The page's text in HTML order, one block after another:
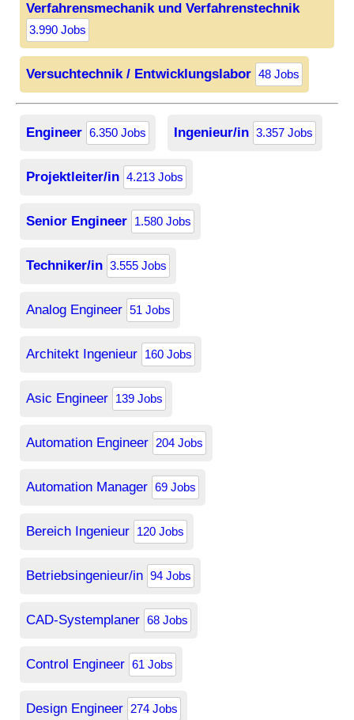
Verfahrensmechanik und Verfahrenstechnik
3.990 Jobs
Versuchtechnik / Entwicklungslabor 48 Jobs
Engineer 6.350 Jobs Ingenieur/in 3.357 Jobs
Projektleiter/in 4.213 Jobs
Senior Engineer 1.580 Jobs
Techniker/in 3.555 Jobs
Analog Engineer 51 Jobs
Architekt Ingenieur 160 Jobs
Asic Engineer 139 Jobs
Automation Engineer 204 Jobs
Automation Manager 69 Jobs
Bereich Ingenieur 120 Jobs
Betriebsingenieur/in 94 Jobs
CAD-Systemplaner 68 Jobs
Control Engineer 61 Jobs
Design Engineer 274 Jobs